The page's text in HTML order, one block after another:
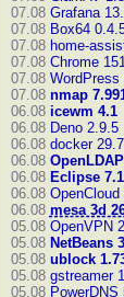
07.08 Grafana
07.08 Box64
07.08 home-
07.08 Chrome
07.08 WordPress
07.08 nmap
06.08 icewm 4.1
06.08 Deno 2.9.5
06.08 docker
06.08
06.08 Eclipse
06.08 OpenCloud
06.08 mesa 3d
05.08 OpenVPN
05.08 NetBeans
05.08 ublock
05.08 gstreamer
05.08 PowerDNS